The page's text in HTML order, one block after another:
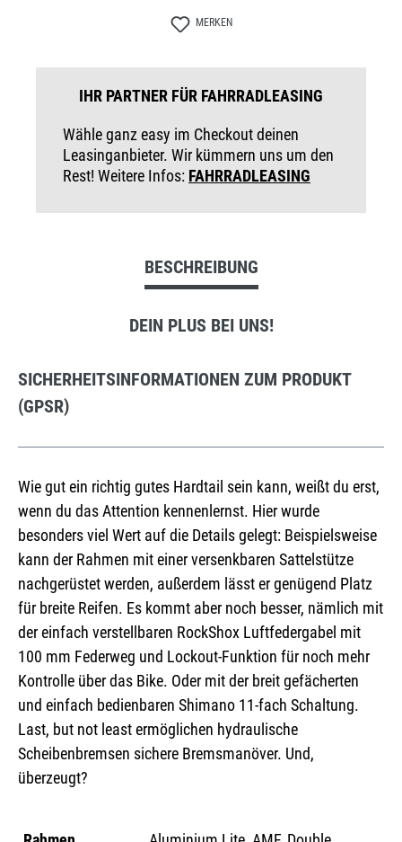
MERKEN
IHR PARTNER FÜR FAHRRADLEASING
Wähle ganz easy im Checkout deinen
Leasinganbieter. Wir kümmern uns um den
Rest! Weitere Infos: FAHRRADLEASING
BESCHREIBUNG
DEIN PLUS BEI UNS!
SICHERHEITSINFORMATIONEN ZUM PRODUKT
(GPSR)
Wie gut ein richtig gutes Hardtail sein kann, weißt du erst,
wenn du das Attention kennenlernst. Hier wurde
besonders viel Wert auf die Details gelegt: Beispielsweise
kann der Rahmen mit einer versenkbaren Sattelstütze
nachgerüstet werden, außerdem lässt er genügend Platz
für breite Reifen. Es kommt aber noch besser, nämlich mit
der einfach verstellbaren RockShox Luftfedergabel mit
100 mm Federweg und Lockout-Funktion für noch mehr
Kontrolle über das Bike. Oder mit der breit gefächerten
und einfach bedienbaren Shimano 11-fach Schaltung.
Last, but not least ermöglichen hydraulische
Scheibenbremsen sichere Bremsmanöver. Und,
überzeugt?